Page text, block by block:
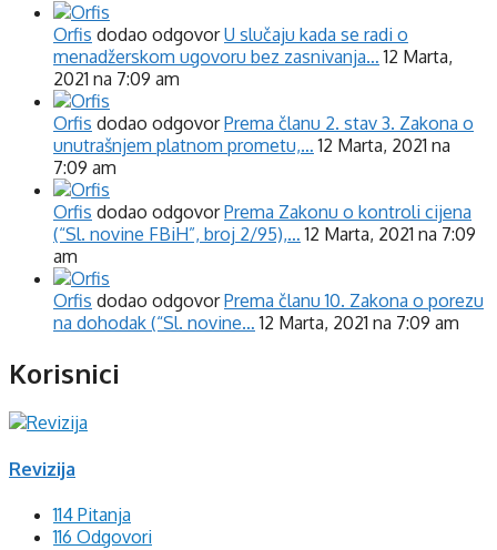
Orfis dodao odgovorU slučaju kada se radi o
menadžerskom ugovoru bez zasnivanja… 12 Marta,
2021 na 7:09 am
Orfis dodao odgovorPrema članu 2. stav 3. Zakona o
unutrašnjem platnom prometu,… 12 Marta, 2021 na
7:09 am
Orfis dodao odgovorPrema Zakonu o kontroli cijena
(“Sl. novine FBiH”, broj 2/95),… 12 Marta, 2021 na 7:09
am
Orfis dodao odgovorPrema članu 10. Zakona o porezu
na dohodak (“Sl. novine… 12 Marta, 2021 na 7:09 am
Korisnici
Revizija
114 Pitanja
116 Odgovori